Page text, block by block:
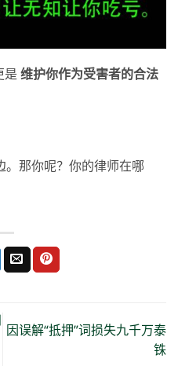
是维护你作为受害者的合法
。那你呢？你的律师在哪
因误解“抵押”词损失九千万泰
铢